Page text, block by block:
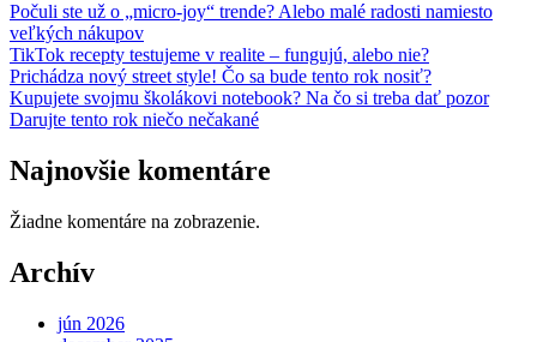
Počuli ste už o „micro-joy“ trende? Alebo malé radosti namiesto
veľkých nákupov
TikTok recepty testujeme v realite – fungujú, alebo nie?
Prichádza nový street style! Čo sa bude tento rok nosiť?
Kupujete svojmu školákovi notebook? Na čo si treba dať pozor
Darujte tento rok niečo nečakané
Najnovšie komentáre
Žiadne komentáre na zobrazenie.
Archív
jún 2026